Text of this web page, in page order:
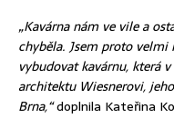
„Kavárna nám ve vile a
chyběla. Jsem proto velmi
vybudovat kavárnu, která
architektu Wiesnerovi,
Brna,“doplnila Kateřina